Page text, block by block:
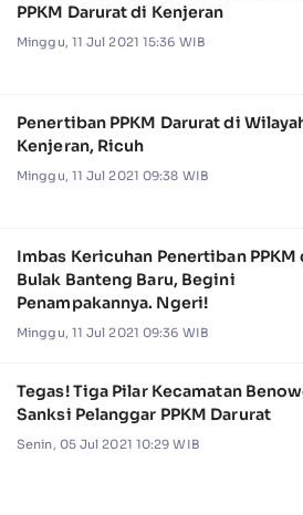
PPKM Darurat di Kenjeran
Minggu, 11 Jul 2021 15:36 WIB
Penertiban PPKM Darurat di
Kenjeran, Ricuh
Minggu, 11 Jul 2021 09:38 WIB
Imbas Kericuhan Penertiban PPKM
Bulak Banteng Baru, Begini
Penampakannya. Ngeri!
Minggu, 11 Jul 2021 09:36 WIB
Tegas! Tiga Pilar Kecamatan
Sanksi Pelanggar PPKM Darurat
Senin, 05 Jul 2021 10:29 WIB